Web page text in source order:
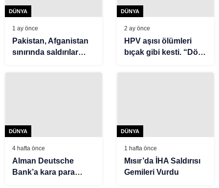
DÜNYA
1 ay önce
Pakistan, Afganistan
sınırında saldırılar
DÜNYA
2 ay önce
HPV aşısı ölümleri
bıçak gibi kesti. “Dört
DÜNYA
4 hafta önce
Alman Deutsche
Bank’a kara para
DÜNYA
1 hafta önce
Mısır’da İHA Saldırısı
Gemileri Vurdu